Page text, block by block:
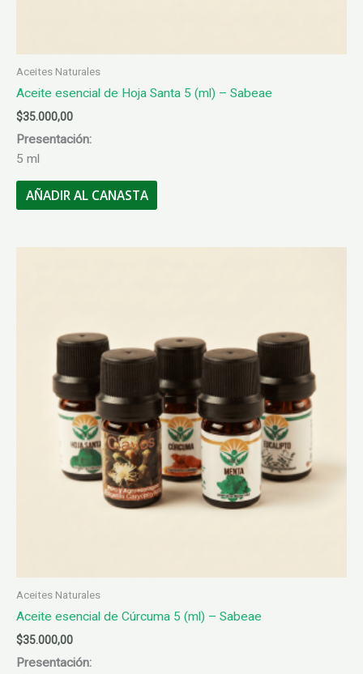
Aceites Naturales
Aceite esencial de Hoja Santa 5 (ml) – Sabeae
$35.000,00
Presentación:
5 ml
AÑADIR AL CANASTA
Aceites Naturales
Aceite esencial de Cúrcuma 5 (ml) – Sabeae
$35.000,00
Presentación: